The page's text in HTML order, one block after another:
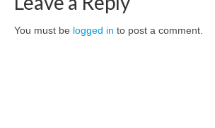
You must be logged in to post a comment.